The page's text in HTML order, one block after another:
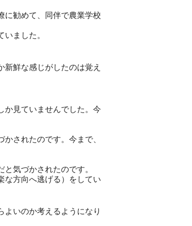
に勧めて、同伴で農業学校
ました。
鮮な感じがしたのは覚え
か見ていませんでした。今
されたのです。今まで、
気づかされたのです。
な方向へ逃げる）をしてい
よいのか考えるようになり